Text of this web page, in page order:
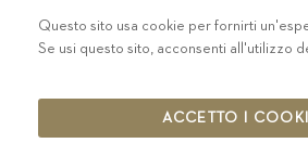
PRIVACY-COLOPHON -
CODICE
IT00126670215
Questo sito usa cookie per fornirti
Se usi questo sito, acconsenti all'utilizzo
ACCETTO I